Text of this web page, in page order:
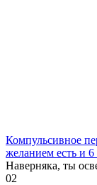
Компульсивное
желанием есть и
Наверняка, ты
02